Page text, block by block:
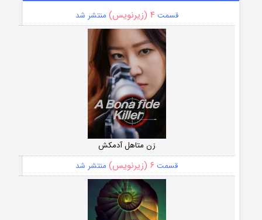
قسمت۴ (زیرنویس) منتشر شد
زن متاهل آدمکش
قسمت ۶ (زیرنویس) منتشر شد